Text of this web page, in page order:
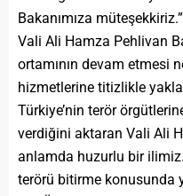
Bakanımıza
Vali Ali Hamza Pehlivan
ortamının devam etmesi
hizmetlerine titizlikle
Türkiye’nin terör
verdiğini aktaran Vali Ali
anlamda huzurlu bir
terörü bitirme konusunda